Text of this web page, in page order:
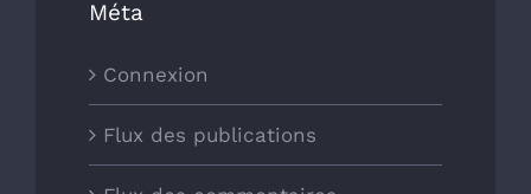
Méta
Connexion
Flux des publications